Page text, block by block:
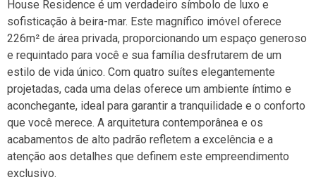
House Residence é um verdadeiro símbolo de luxo e
sofisticação à beira-mar. Este magnífico imóvel oferece
226m² de área privada, proporcionando um espaço generoso
e requintado para você e sua família desfrutarem de um
estilo de vida único. Com quatro suítes elegantemente
projetadas, cada uma delas oferece um ambiente íntimo e
aconchegante, ideal para garantir a tranquilidade e o conforto
que você merece. A arquitetura contemporânea e os
acabamentos de alto padrão refletem a excelência e a
atenção aos detalhes que definem este empreendimento
exclusivo.